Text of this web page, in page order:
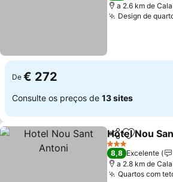
a 2.6 km de
Design de
De € 272
Consulte os preços de 13 sites
PartilharAdicionar
Hotel Nou
3 Estrelas
8,8 Excelente
a 2.8 km de
Quartos com